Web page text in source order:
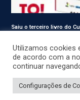
Saiu o terceiro livro do
© CRESS-SE
Utilizamos cookies
de acordo com a
continuar
Configurações de